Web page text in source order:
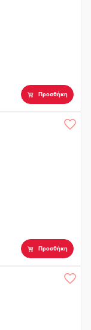
Προσθήκη
Προσθήκη